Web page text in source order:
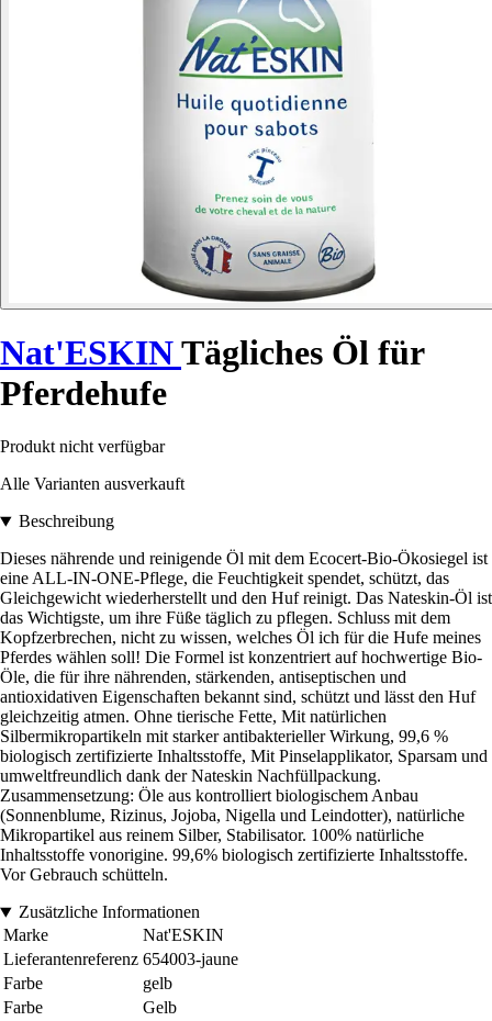
Nat'ESKINTägliches Öl für
Pferdehufe
Produkt nicht verfügbar
Alle Varianten ausverkauft
Beschreibung
Dieses nährende und reinigende Öl mit dem Ecocert-Bio-Ökosiegel ist
eine ALL-IN-ONE-Pflege, die Feuchtigkeit spendet, schützt, das
Gleichgewicht wiederherstellt und den Huf reinigt. Das Nateskin-Öl ist
das Wichtigste, um ihre Füße täglich zu pflegen. Schluss mit dem
Kopfzerbrechen, nicht zu wissen, welches Öl ich für die Hufe meines
Pferdes wählen soll! Die Formel ist konzentriert auf hochwertige Bio-
Öle, die für ihre nährenden, stärkenden, antiseptischen und
antioxidativen Eigenschaften bekannt sind, schützt und lässt den Huf
gleichzeitig atmen. Ohne tierische Fette, Mit natürlichen
Silbermikropartikeln mit starker antibakterieller Wirkung, 99,6 %
biologisch zertifizierte Inhaltsstoffe, Mit Pinselapplikator, Sparsam und
umweltfreundlich dank der Nateskin Nachfüllpackung.
Zusammensetzung: Öle aus kontrolliert biologischem Anbau
(Sonnenblume, Rizinus, Jojoba, Nigella und Leindotter), natürliche
Mikropartikel aus reinem Silber, Stabilisator. 100% natürliche
Inhaltsstoffe vonorigine. 99,6% biologisch zertifizierte Inhaltsstoffe.
Vor Gebrauch schütteln.
Zusätzliche Informationen
Marke
Nat'ESKIN
Lieferantenreferenz 654003-jaune
Farbe
gelb
Farbe
Gelb